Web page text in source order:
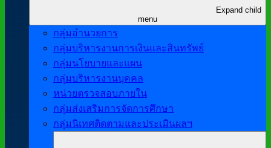
Expand child
menu
กลุ่มอำนวยการ
กลุ่มบริหารงานการเงินและสินทรัพย์
กลุ่มนโยบายและแผน
กลุ่มบริหารงานบุคคล
หน่วยตรวจสอบภายใน
กลุ่มส่งเสริมการจัดการศึกษา
กลุ่มนิเทศติดตามและประเมินผลฯ